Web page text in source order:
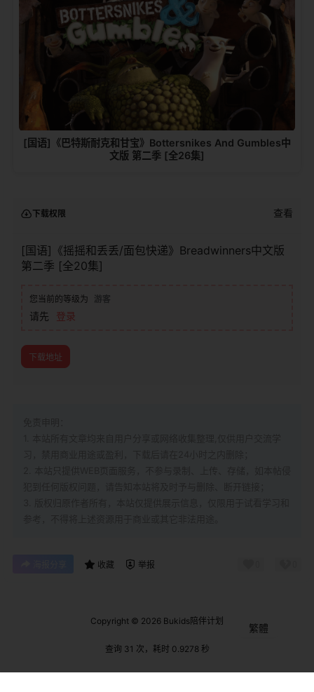
[国语]《巴特斯耐克和甘宝》Bottersnikes And Gumbles中
文版 第二季 [全26集]
下载权限 查看
[国语]《摇摇和丢丢/面包快递》Breadwinners中文版
第二季 [全20集]
您当前的等级为 游客
请先 登录
下载地址
收藏 举报
Copyright © 2026 Bukids陪伴计划
查询 31 次，耗时 0.9278 秒
繁體